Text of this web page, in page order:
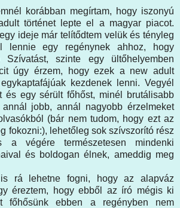
korábban megírtam, hogy iszonyú
történet lepte el a magyar piacot.
ideje már telítődtem velük és tényleg
lennie egy regénynek ahhoz, hogy
szinte egy ültőhelyemben
úgy érzem, hogy ezek a new adult
kezdenek lenni. Vegyél
és egy sérült főhőst, minél brutálisabb
jobb, annál nagyobb érzelmeket
(bár nem tudom, hogy ezt az
fokozni:), lehetőleg sok szívszorító rész
a végére természetesen mindenki
és boldogan élnek, ameddig meg
rá lehetne fogni, hogy az alapváz
éreztem, hogy ebből az író mégis ki
főhősünk ebben a regényben nem